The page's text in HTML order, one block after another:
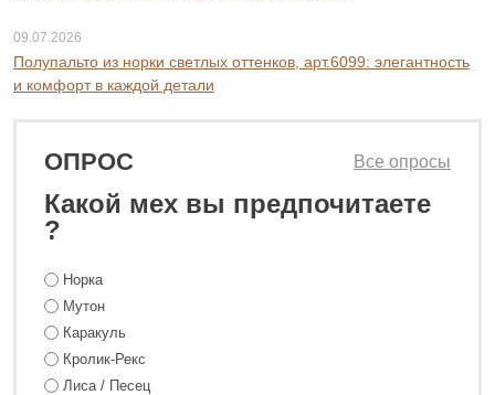
0 ₽ 76 800 ₽
09.07.2026
Полупальто из норки светлых оттенков, арт.6099: элегантность
и комфорт в каждой детали
ОПРОС
Какой мех вы предпочитаете
?
Все опросы
Норка
Мутон
Каракуль
Кролик-Рекс
Лиса / Песец